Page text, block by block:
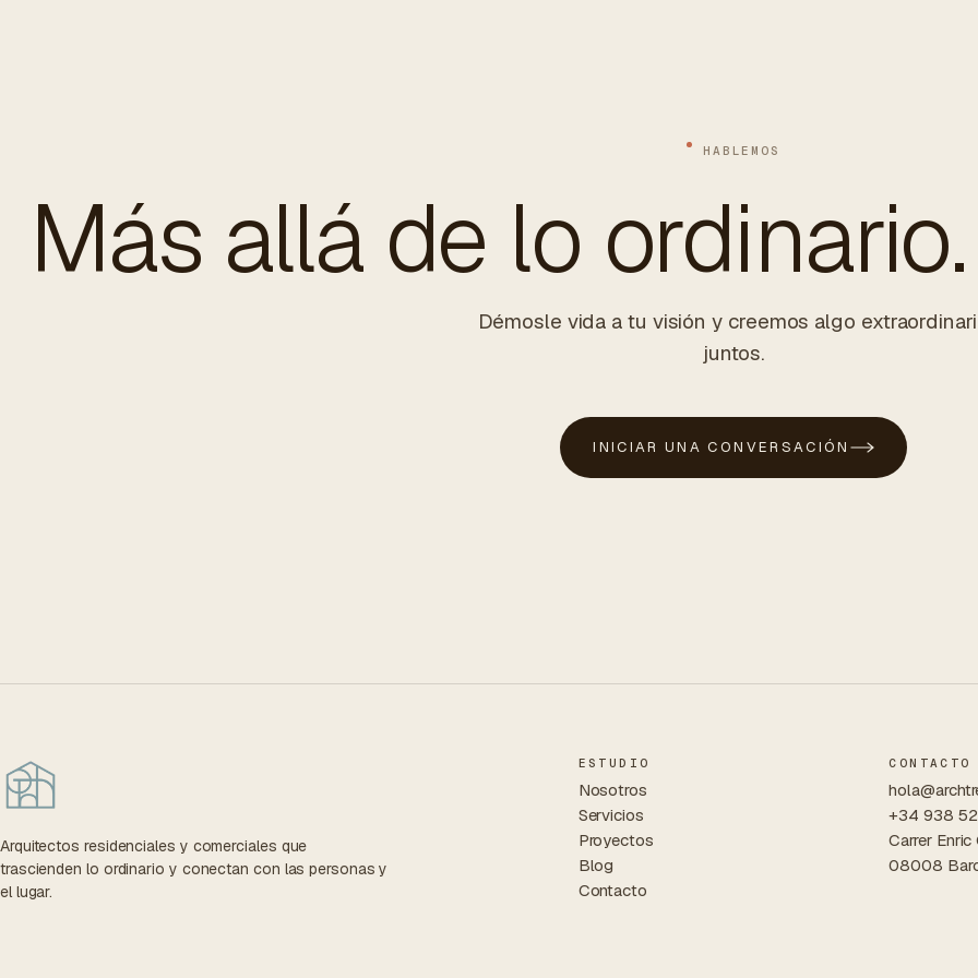
HABLEMOS
Más allá de lo ordinario.
Démosle vida a tu visión y creemos algo
juntos.
INICIAR UNA CONVERSACIÓN
Arquitectos residenciales y comerciales que
trascienden lo ordinario y conectan con las personas y
el lugar.
ESTUDIO
Nosotros
Servicios
Proyectos
Blog
Contacto
CONTACTO
+34 938
Carrer
08008